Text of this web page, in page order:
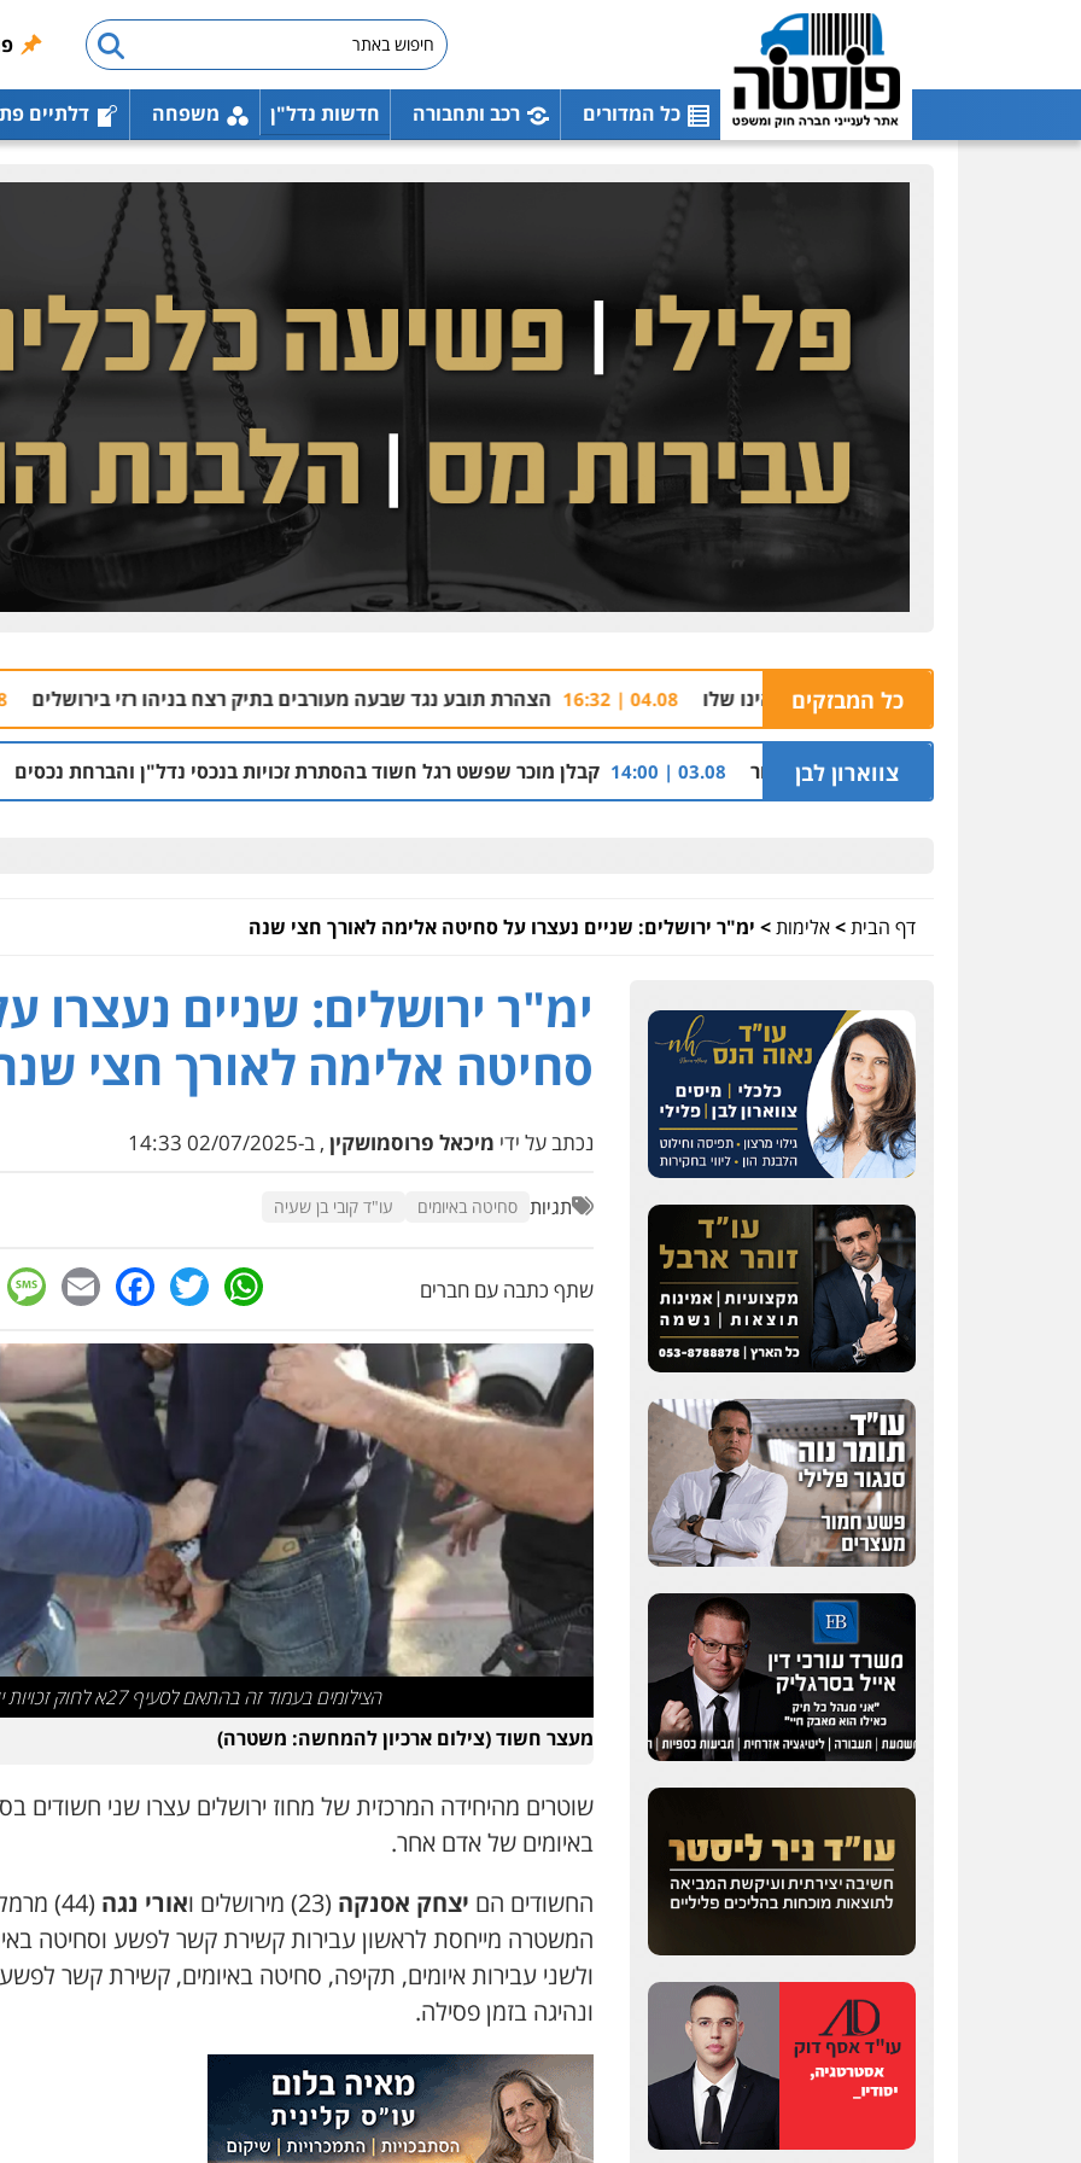
כל המדורים רכב ותחבורה חדשות נדל"ן משפחה דלתיים
כל המבזקים
04.08 | 16:32 הצהרת תובע נגד שבעה מעורבים בתיק רצח בניהו רזי בירושלים 04.08 | 13:37
צווארון לבן
03.08 | 14:00 קבלן מוכר שפשט רגל חשוד בהסתרת זכויות בנכסי נדל"ן והברחת נכסים 02.08 | 21:53
דף הבית>אלימות> ימ"ר ירושלים: שניים נעצרו על סחיטה אלימה לאורך חצי שנה
ימ"ר ירושלים: שניים נעצרו
סחיטה אלימה לאורך חצי
נכתב על ידי מיכאל פרוסמושקין , ב-02/07/2025 14:33
תגיות סחיטה באיומים עו"ד קובי בן שעיה
שתף כתבה עם חברים WhatsApp
Twitter
הצילומים בעמוד זה בהתאם לסעיף 27א לחוק זכויות יוצרים
מעצר חשוד (צילום ארכיון להמחשה: משטרה)
שוטרים מהיחידה המרכזית של מחוז ירושלים עצרו שני חשודים
באיומים של אדם אחר.
החשודים הם יצחק אסנקה (23) מירושלים ו אורי נגה
(44)
המשטרה מייחסת לראשון עבירות קשירת קשר לפשע וסחיטה
ולשני עבירות איומים, תקיפה, סחיטה באיומים, קשירת קשר לפשע
ונהיגה בזמן פסילה.